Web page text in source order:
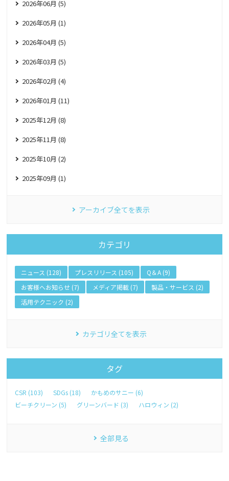
2026年06月 (5)
2026年05月 (1)
2026年04月 (5)
2026年03月 (5)
2026年02月 (4)
2026年01月 (11)
2025年12月 (8)
2025年11月 (8)
2025年10月 (2)
2025年09月 (1)
アーカイブ全てを表示
カテゴリ
ニュース (128) プレスリリース (105)
Q＆A (9)
お客様へお知らせ (7)
メディア掲載 (7)
製品・サービス (2)
活用テクニック (2)
カテゴリ全てを表示
タグ
CSR (103) SDGs (18)
かもめのサニー (6)
ビーチクリーン (5)
グリーンバード (3) ハロウィン (2)
全部見る